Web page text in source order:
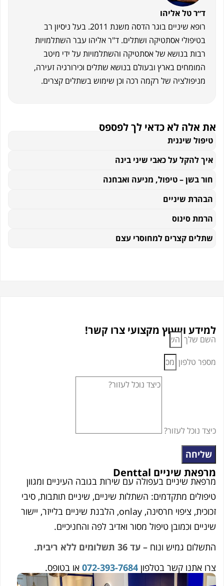
ד״ר טל אליהו
רופא שיניים בוגר הדסה משנת 2011. בעל ניסיון רב
בטיפולי אסתטיקה ושתלים. ד"ר אליהו עבר השתלמויות
רבות בנושא של אסתטיקה והשתלמויות על ידי מיטב
המומחים בארץ ובעולם בנושא שתלים וכירורגיה זעירה,
מניפולציה של רקמה רכה וכן שימוש בשתלים קצרים.
את אלה לא כדאי לך לפספס
טיפול שיננית
איך להקל על כאבי שיני בינה
חור בשן – טיפול, מניעה ואבחנה
הבהרת שיניים
הרמת סינוס
שתלים קצרים למחוסרי עצם
למידע וייעוץ מקצועי צרו קשר!
השם שלך
מספר טלפון
כיצד נוכל לעזור?
שליחה
מרפאת שיניים Denttal
מרפאת שיניים בעפולה עם שירות בגובה העיניים ומגוון
טיפולים מתקדמים: השתלות שיניים, שיניים תותבות, סיבי
זכוכית, ציפוי חרסינה, onlay, הלבנת שיניים בלייזר, יישור
שיניים וכמובן טיפול מסור ואדיב לפה והחניכיים.
התשלום גמיש ונוח – עד 36 תשלומים ללא ריבית.
צרו אתנו קשר בטלפון 072-393-7684 או בטופס.